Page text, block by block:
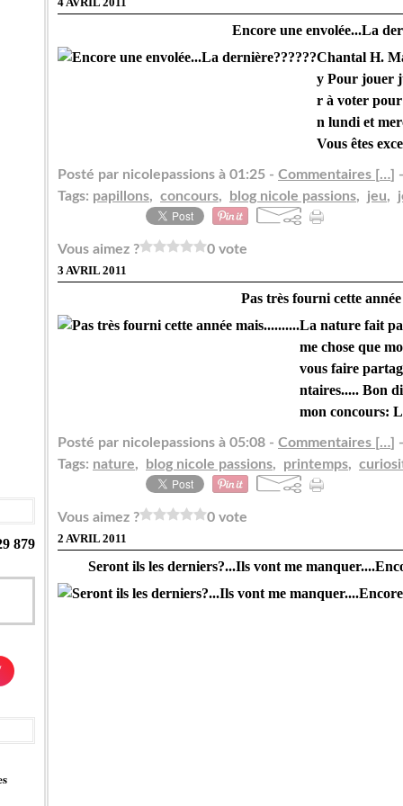
879
Encore une envolée...La
Chantal H.
y Pour jouer
r à voter
n lundi et
Vous êtes
Posté par nicolepassions à 01:25 - Commentaires […]
Tags: papillons, concours, blog nicole passions, jeu,
Vous aimez ? 0 vote
3 AVRIL 2011
Pas très fourni cette
La nature fait
me chose que
vous faire
ntaires..... Bon
mon concours:
Posté par nicolepassions à 05:08 - Commentaires […]
Tags: nature, blog nicole passions, printemps,
Vous aimez ? 0 vote
2 AVRIL 2011
Seront ils les derniers?...Ils vont me